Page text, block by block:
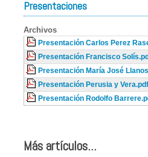
Presentaciones
Archivos
Presentación Carlos Perez
Presentación Francisco
Presentación María José
Presentación Perusia y Vera.pdf
Presentación Rodolfo
Más artículos...